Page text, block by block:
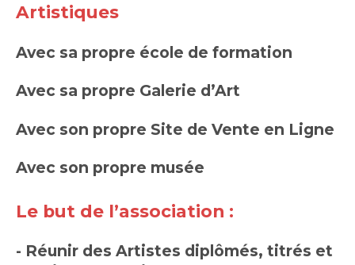
Artistiques
Avec sa propre école de formation
Avec sa propre Galerie d’Art
Avec son propre Site de Vente en Ligne
Avec son propre musée
Le but de l’association :
- Réunir des Artistes diplômés, titrés et